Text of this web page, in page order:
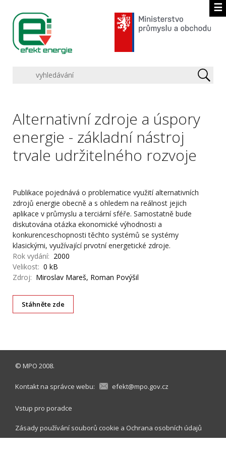
☰
Alternativní zdroje a úspory
energie - základní nástroj
trvale udržitelného rozvoje
Publikace pojednává o problematice využití alternativních
zdrojů energie obecně a s ohledem na reálnost jejich
aplikace v průmyslu a terciární sféře. Samostatně bude
diskutována otázka ekonomické výhodnosti a
konkurenceschopnosti těchto systémů se systémy
klasickými, využívající prvotní energetické zdroje.
Rok vydání: 2000
Velikost: 0 kB
Zdroj: Miroslav Mareš, Roman Povýšil
Stáhněte zde
© MPO 2008.
Kontakt na správce webu: efekt@mpo.gov.cz
Vstup pro poradce
Zásady používání souborů cookie a Ochrana osobních údajů